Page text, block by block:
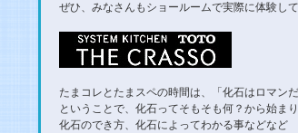
ぜひ、みなさんもショールームで実際に体験して
たまコレとたまスペの時間は、「化石はロマンだ
ということで、化石ってそもそも何？から始まり
化石のでき方、化石によってわかる事などなど